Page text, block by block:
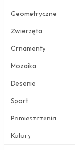
Geometryczne
Zwierzęta
Ornamenty
Mozaika
Desenie
Sport
Pomieszczenia
Kolory